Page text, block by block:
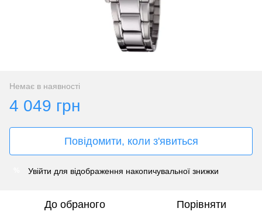
Немає в наявності
4 049 грн
Повідомити, коли з'явиться
Увійти для відображення накопичувальної знижки
До обраного Порівняти